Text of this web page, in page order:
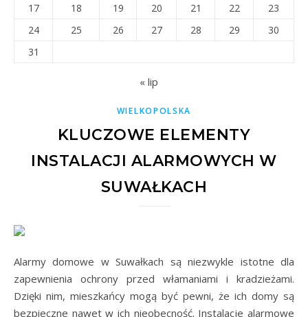
17
18 19 20 21 22
23
24
25 26 27 28 29
30
31
« lip
WIELKOPOLSKA
KLUCZOWE ELEMENTY
INSTALACJI ALARMOWYCH W
SUWAŁKACH
Alarmy domowe w Suwałkach są niezwykle istotne dla
zapewnienia ochrony przed włamaniami i kradzieżami.
Dzięki nim, mieszkańcy mogą być pewni, że ich domy są
bezpieczne nawet w ich nieobecność. Instalacje alarmowe